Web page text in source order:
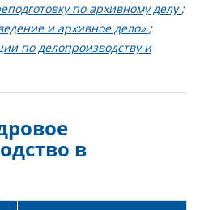
по архивному делу;
и архивное дело» ;
по делопроизводству и
в